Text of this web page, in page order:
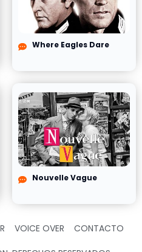
Where Eagles Dare
Nouvelle Vague
VOICE OVER CONTACTO